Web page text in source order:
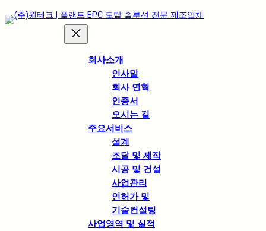
회사소개
인사말
회사 연혁
인증서
오시는 길
주요서비스
설계
조달 및 제작
시공 및 건설
사업관리
인허가 및
기술컨설팅
사업영역 및 실적